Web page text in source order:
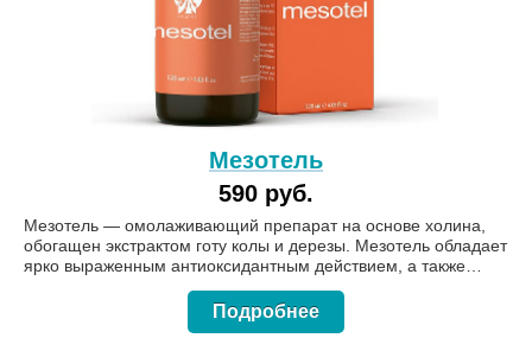
Мезотель
590 руб.
Мезотель — омолаживающий препарат на основе холина,
обогащен экстрактом готу колы и дерезы. Мезотель обладает
ярко выраженным антиоксидантным действием, а также
противовирусным и противомикробным, способствует
выведению из организма солей тяжелых металлов и
токсинов, повышает иммунитет, снижает риск онкопатологии.
Подробнее